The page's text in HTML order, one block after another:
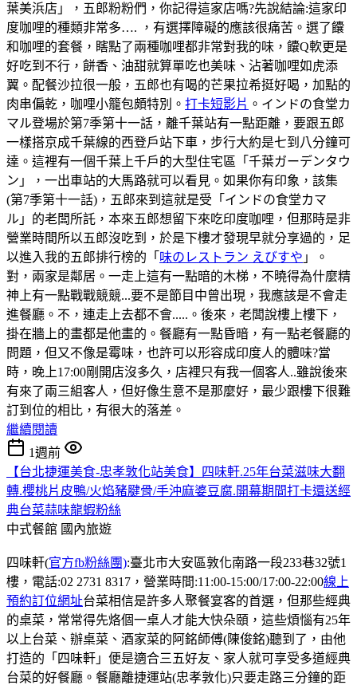
葉美浜店」，五郎粉粉們，你記得這家店嗎?先說結論:這家印
度咖哩的種類非常多…. ，有選擇障礙的應該很痛苦。選了饢
和咖哩的套餐，瞎點了兩種咖哩都非常對我的味，饢Q軟更是
好吃到不行，餅香、油甜就算單吃也美味、沾著咖哩如虎添
翼。配餐沙拉很一般，五郎也有喝的芒果拉希挺好喝，加點的
肉串偏乾，咖哩小籠包頗特別。 打卡短影片 。インドの食堂カ
マル登場於第7季第十一話，離千葉站有一點距離，要跟五郎
一樣搭京成千葉線的西登戶站下車，步行大約是七到八分鐘可
達。這裡有一個千葉上千戶的大型住宅區「千葉ガーデンタウ
ン」，一出車站的大馬路就可以看見。如果你有印象，該集
(第7季第十一話)，五郎來到這就是受「インドの食堂カマ
ル」的老闆所託，本來五郎想留下來吃印度咖哩，但那時是非
營業時間所以五郎沒吃到，於是下樓才發現早就分享過的，足
以進入我的五郎排行榜的「 味のレストラン えびすや 」。
對，兩家是鄰居。一走上這有一點暗的木梯，不曉得為什麼精
神上有一點戰戰競競...要不是節目中曾出現，我應該是不會走
進餐廳。不，連走上去都不會.....。後來，老闆說樓上樓下，
掛在牆上的畫都是他畫的。餐廳有一點昏暗，有一點老餐廳的
問題，但又不像是霉味，也許可以形容成印度人的體味?當
時，晚上17:00剛開店沒多久，店裡只有我一個客人..雖說後來
有來了兩三組客人，但好像生意不是那麼好，最少跟樓下很難
訂到位的相比，有很大的落差。
繼續閱讀
1週前
【台北捷運美食-忠孝敦化站美食】四味軒.25年台菜滋味大翻
轉.櫻桃片皮鴨/火焰豬腱骨/手沖麻婆豆腐.開幕期間打卡還送經
典台菜蒜味龍蝦粉絲
中式餐館 國內旅遊
四味軒(官方fb粉絲團):臺北市大安區敦化南路一段233巷32號1
樓，電話:02 2731 8317，營業時間:11:00-15:00/17:00-22:00線上
預約訂位網址台菜相信是許多人聚餐宴客的首選，但那些經典
的桌菜，常常得先烙個一桌人才能大快朵頤，這些煩惱有25年
以上台菜、辦桌菜、酒家菜的阿銘師傅(陳俊銘)聽到了，由他
打造的「四味軒」便是適合三五好友、家人就可享受多道經典
台菜的好餐廳。餐廳離捷運站(忠孝敦化)只要走路三分鐘的距